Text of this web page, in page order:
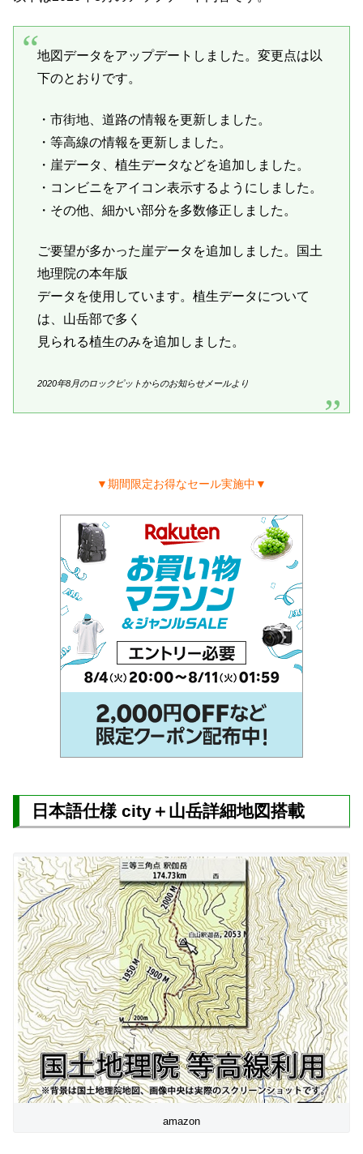
地図データをアップデートしました。変更点は以
下のとおりです。
・市街地、道路の情報を更新しました。
・等高線の情報を更新しました。
・崖データ、植生データなどを追加しました。
・コンビニをアイコン表示するようにしました。
・その他、細かい部分を多数修正しました。
ご要望が多かった崖データを追加しました。国土
地理院の本年版
データを使用しています。植生データについて
は、山岳部で多く
見られる植生のみを追加しました。
2020年8月のロックピットからのお知らせメールより
▼期間限定お得なセール実施中▼
日本語仕様 city＋山岳詳細地図搭載
amazon